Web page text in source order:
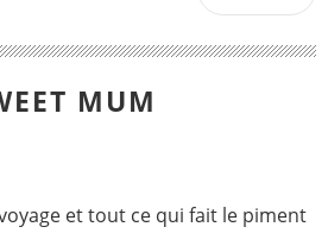
MUM
et tout ce qui fait le piment